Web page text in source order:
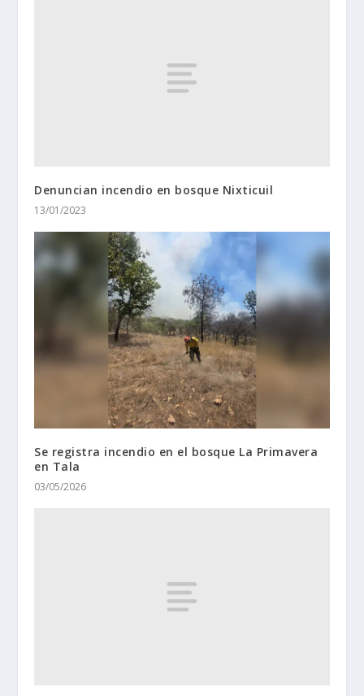
Denuncian incendio en bosque Nixticuil
13/01/2023
Se registra incendio en el bosque La Primavera
en Tala
03/05/2026